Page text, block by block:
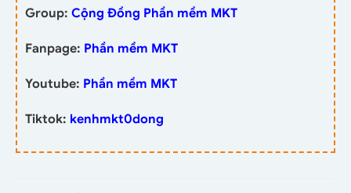
Group: Cộng Đồng Phần mềm MKT
Fanpage: Phần mềm MKT
Youtube: Phần mềm MKT
Tiktok: kenhmkt0dong